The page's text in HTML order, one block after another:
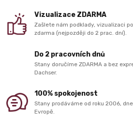
Vizualizace ZDARMA
Zašlete nám podklady, vizualizaci
zdarma (nejpozději do 2 prac. dní).
Do 2 pracovních dnů
Stany doručíme ZDARMA a bez
Dachser.
100% spokojenost
Stany prodáváme od roku 2006,
Evropě.